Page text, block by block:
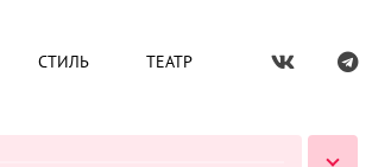
СТИЛЬ ТЕАТР